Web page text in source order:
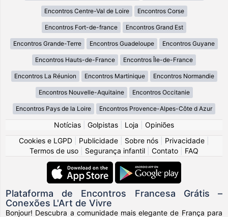
Encontros Centre-Val de Loire Encontros Corse
Encontros Fort-de-france Encontros Grand Est
Encontros Grande-Terre Encontros Guadeloupe Encontros Guyane
Encontros Hauts-de-France Encontros Île-de-France
Encontros La Réunion Encontros Martinique Encontros Normandie
Encontros Nouvelle-Aquitaine Encontros Occitanie
Encontros Pays de la Loire Encontros Provence-Alpes-Côte d Azur
Notícias Golpistas Loja
Opiniões
Cookies e LGPD
Publicidade Sobre nós Privacidade
Termos de uso
Segurança infantil Contato FAQ
Plataforma de Encontros Francesa Grátis –
Conexões L'Art de Vivre
Bonjour! Descubra a comunidade mais elegante de França para